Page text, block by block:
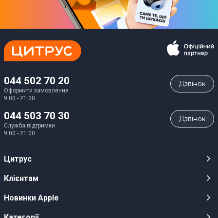
044 502 70 20
Оформити замовлення
9:00 - 21:00
Дзвiнок
044 503 70 30
Служба підтримки
9:00 - 21:00
Дзвiнок
Цитрус
Кар’єра
Клієнтам
Публічні оферти
Новинки Apple
iPhone 17